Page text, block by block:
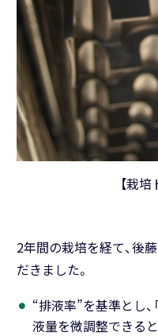
【栽
2年間の栽培を経て、後
だきました。
“排液率”を基準とし
液量を微調整できる